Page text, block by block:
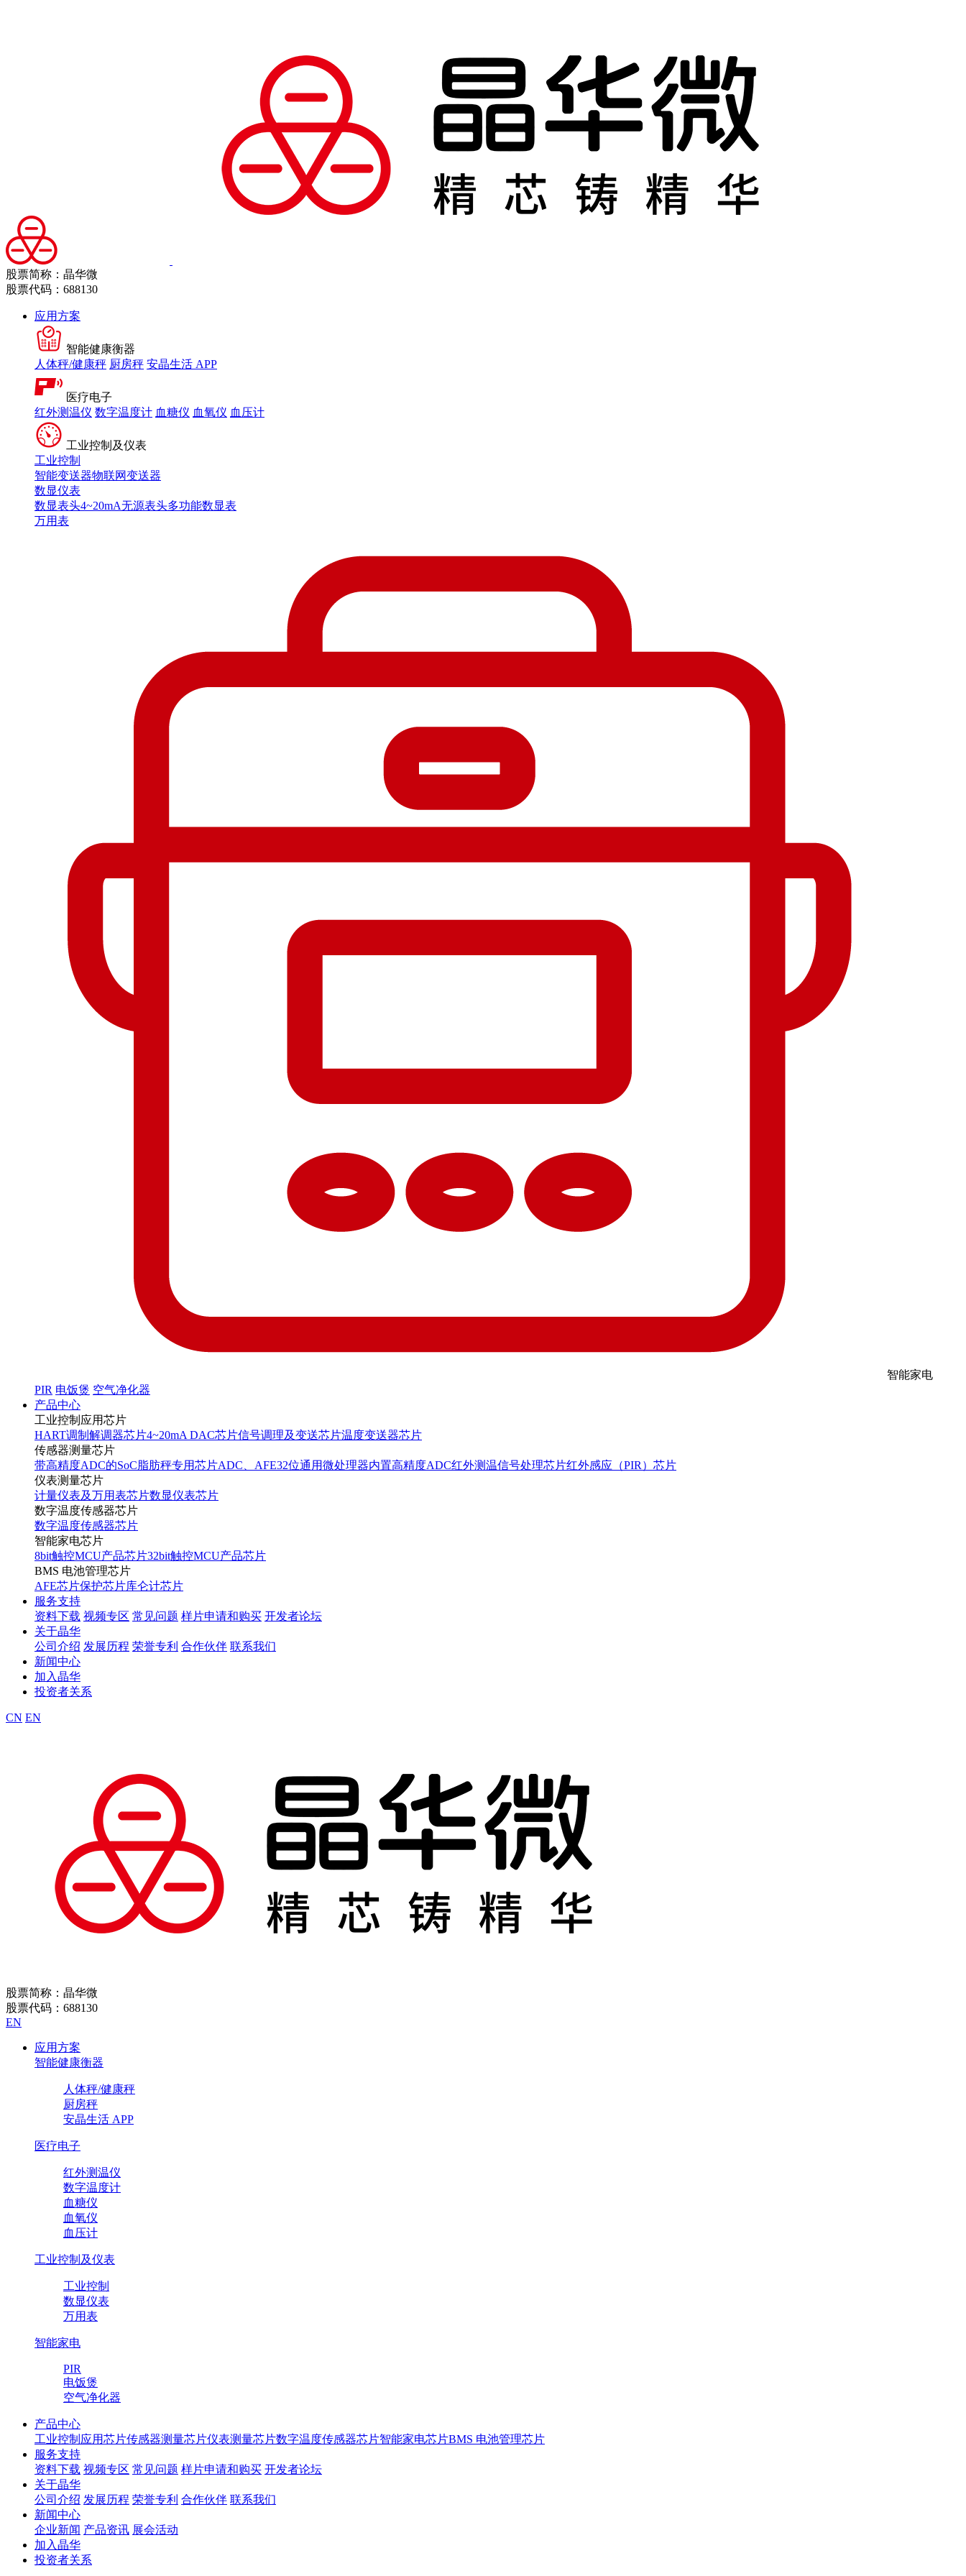
股票简称：晶华微
股票代码：688130
应用方案
智能健康衡器
人体秤/健康秤 厨房秤 安晶生活 APP
医疗电子
红外测温仪 数字温度计 血糖仪 血氧仪 血压计
工业控制及仪表
工业控制
智能变送器物联网变送器
数显仪表
数显表头4~20mA无源表头多功能数显表
万用表
智能家电
PIR 电饭煲 空气净化器
产品中心
工业控制应用芯片
HART调制解调器芯片4~20mA DAC芯片信号调理及变送芯片温度变送器芯片
传感器测量芯片
带高精度ADC的SoC 脂肪秤专用芯片ADC、AFE32位通用微处理器内置高精度ADC红外测温信号处理芯片红外感应（PIR）芯片
仪表测量芯片
计量仪表及万用表芯片数显仪表芯片
数字温度传感器芯片
数字温度传感器芯片
智能家电芯片
8bit触控MCU产品芯片32bit触控MCU产品芯片
BMS 电池管理芯片
AFE芯片保护芯片库仑计芯片
服务支持
资料下载 视频专区 常见问题 样片申请和购买 开发者论坛
关于晶华
公司介绍 发展历程 荣誉专利 合作伙伴 联系我们
新闻中心
加入晶华
投资者关系
CN EN
股票简称：晶华微
股票代码：688130
EN
应用方案
智能健康衡器
人体秤/健康秤
厨房秤
安晶生活 APP
医疗电子
红外测温仪
数字温度计
血糖仪
血氧仪
血压计
工业控制及仪表
工业控制
数显仪表
万用表
智能家电
PIR
电饭煲
空气净化器
产品中心
工业控制应用芯片传感器测量芯片仪表测量芯片数字温度传感器芯片智能家电芯片BMS 电池管理芯片
服务支持
资料下载 视频专区 常见问题 样片申请和购买 开发者论坛
关于晶华
公司介绍 发展历程 荣誉专利 合作伙伴 联系我们
新闻中心
企业新闻 产品资讯 展会活动
加入晶华
投资者关系